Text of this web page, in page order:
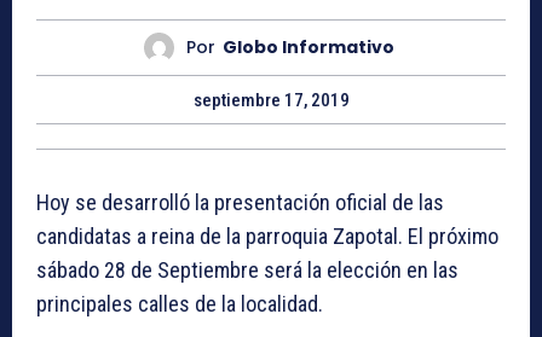
Por Globo Informativo
septiembre 17, 2019
Hoy se desarrolló la presentación oficial de las
candidatas a reina de la parroquia Zapotal. El próximo
sábado 28 de Septiembre será la elección en las
principales calles de la localidad.